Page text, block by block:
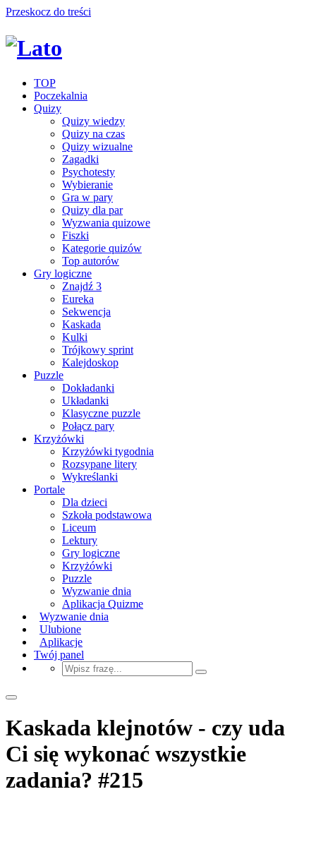
Przeskocz do treści
TOP
Poczekalnia
Quizy
Quizy wiedzy
Quizy na czas
Quizy wizualne
Zagadki
Psychotesty
Wybieranie
Gra w pary
Quizy dla par
Wyzwania quizowe
Fiszki
Kategorie quizów
Top autorów
Gry logiczne
Znajdź 3
Eureka
Sekwencja
Kaskada
Kulki
Trójkowy sprint
Kalejdoskop
Puzzle
Dokładanki
Układanki
Klasyczne puzzle
Połącz pary
Krzyżówki
Krzyżówki tygodnia
Rozsypane litery
Wykreślanki
Portale
Dla dzieci
Szkoła podstawowa
Liceum
Lektury
Gry logiczne
Krzyżówki
Puzzle
Wyzwanie dnia
Aplikacja Quizme
Wyzwanie dnia
Ulubione
Aplikacje
Twój panel
Kaskada klejnotów - czy uda
Ci się wykonać wszystkie
zadania? #215